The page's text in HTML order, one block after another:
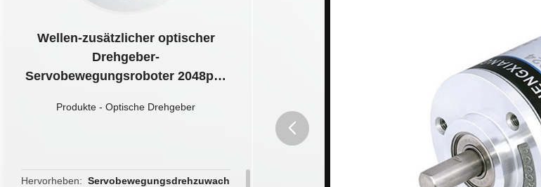
Wellen-zusätzlicher optischer
Drehgeber-
Servobewegungsroboter 2048ppr
Produkte - Optische Drehgeber
Hervorheben
Servobewegungsdrehzuwach